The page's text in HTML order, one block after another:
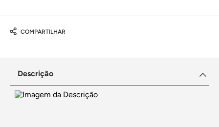
COMPARTILHAR
Descrição